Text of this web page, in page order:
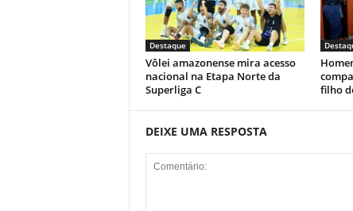
Destaque
Vôlei amazonense mira acesso
nacional na Etapa Norte da
Superliga C
filho
DEIXE UMA RESPOSTA